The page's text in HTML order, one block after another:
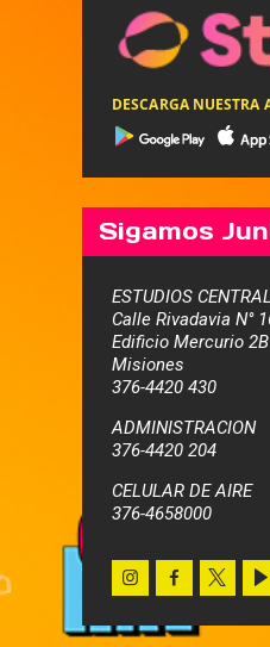
DESCARGA NUESTRA
Sigamos
ESTUDIOS
Calle Rivadavia N°
Edificio Mercurio
Misiones
376-4420 430
ADMINISTRACION
376-4420 204
CELULAR DE AIRE
376-4658000